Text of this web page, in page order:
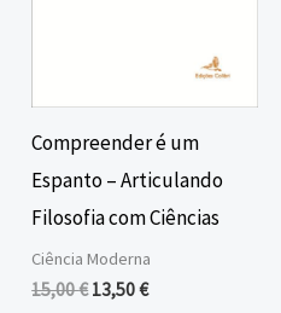
Compreender é um
Espanto – Articulando
Filosofia com Ciências
Ciência Moderna
15,00€ 13,50€